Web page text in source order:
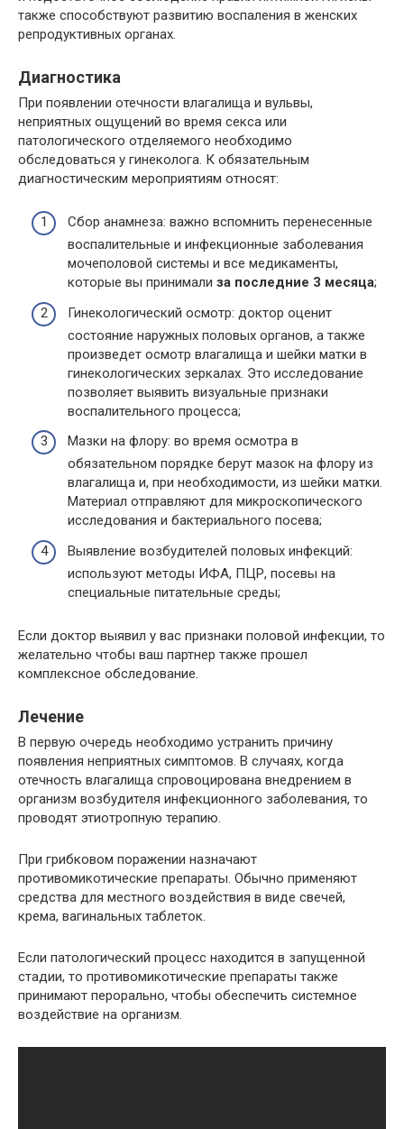
также способствуют развитию воспаления в женских
репродуктивных органах.
Диагностика
При появлении отечности влагалища и вульвы,
неприятных ощущений во время секса или
патологического отделяемого необходимо
обследоваться у гинеколога. К обязательным
диагностическим мероприятиям относят:
Сбор анамнеза: важно вспомнить перенесенные
воспалительные и инфекционные заболевания
мочеполовой системы и все медикаменты,
которые вы принимали за последние 3 месяца;
Гинекологический осмотр: доктор оценит
состояние наружных половых органов, а также
произведет осмотр влагалища и шейки матки в
гинекологических зеркалах. Это исследование
позволяет выявить визуальные признаки
воспалительного процесса;
Мазки на флору: во время осмотра в
обязательном порядке берут мазок на флору из
влагалища и, при необходимости, из шейки матки.
Материал отправляют для микроскопического
исследования и бактериального посева;
Выявление возбудителей половых инфекций:
используют методы ИФА, ПЦР, посевы на
специальные питательные среды;
Если доктор выявил у вас признаки половой инфекции, то
желательно чтобы ваш партнер также прошел
комплексное обследование.
Лечение
В первую очередь необходимо устранить причину
появления неприятных симптомов. В случаях, когда
отечность влагалища спровоцирована внедрением в
организм возбудителя инфекционного заболевания, то
проводят этиотропную терапию.
При грибковом поражении назначают
противомикотические препараты. Обычно применяют
средства для местного воздействия в виде свечей,
крема, вагинальных таблеток.
Если патологический процесс находится в запущенной
стадии, то противомикотические препараты также
принимают перорально, чтобы обеспечить системное
воздействие на организм.